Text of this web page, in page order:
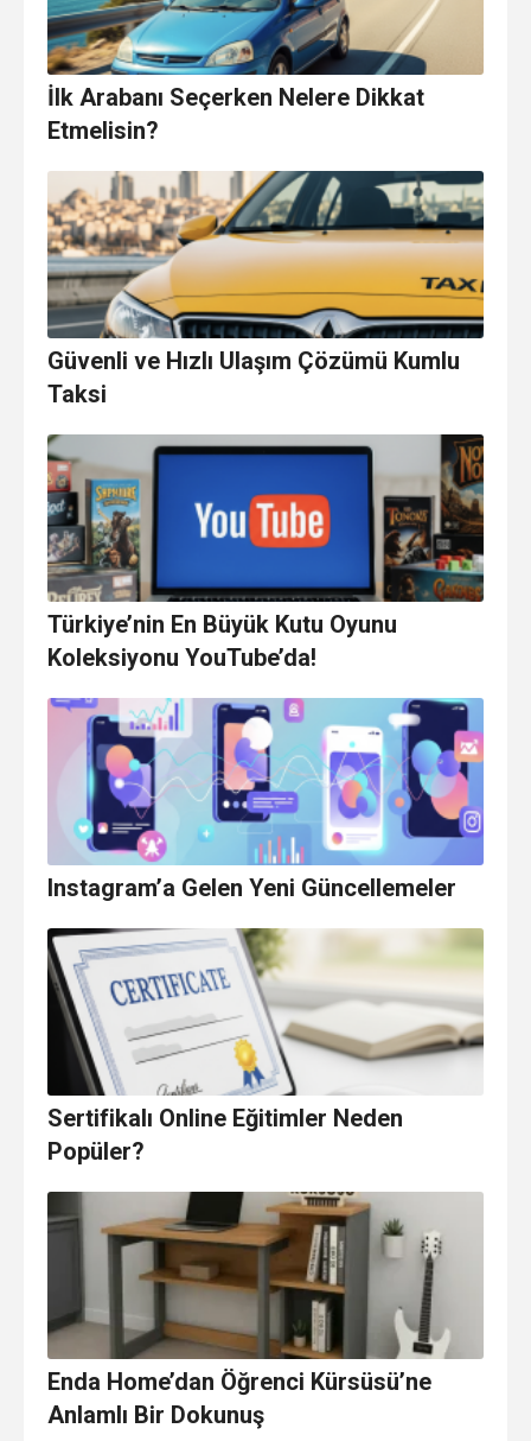
İlk Arabanı Seçerken Nelere Dikkat
Etmelisin?
Güvenli ve Hızlı Ulaşım Çözümü Kumlu
Taksi
Türkiye’nin En Büyük Kutu Oyunu
Koleksiyonu YouTube’da!
Instagram’a Gelen Yeni Güncellemeler
Sertifikalı Online Eğitimler Neden
Popüler?
Enda Home’dan Öğrenci Kürsüsü’ne
Anlamlı Bir Dokunuş